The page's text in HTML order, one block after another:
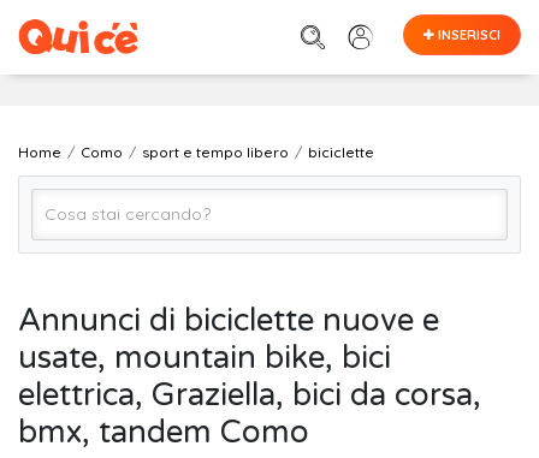
INSERISCI
Home Como sport e tempo libero biciclette
Como
Cerca
Annunci di biciclette nuove e
usate, mountain bike, bici
elettrica, Graziella, bici da corsa,
bmx, tandem Como